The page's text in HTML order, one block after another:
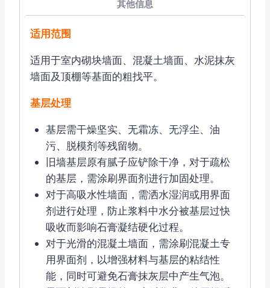
其他信息
适用范围
适用于室内砌块墙面、混凝土墙面、水泥抹灰
墙面及顶棚等基面的粗找平。
基层处理
基层需干燥坚实、无霜冻、无浮尘、油
污、脱模剂等残留物。
旧墙基层原有腻子应铲除干净，对于疏松
的基层，需涂刷界面剂进行加固处理。
对于高吸水性墙面，需洒水湿润或用界面
剂进行处理，防止浆料中水分被基层过快
吸收而影响石膏凝结硬化过程。
对于光滑的混凝土墙面，需涂刷混凝土专
用界面剂，以增强材料与基层的粘结性
能，同时可避免石膏抹灰层中产生气泡。